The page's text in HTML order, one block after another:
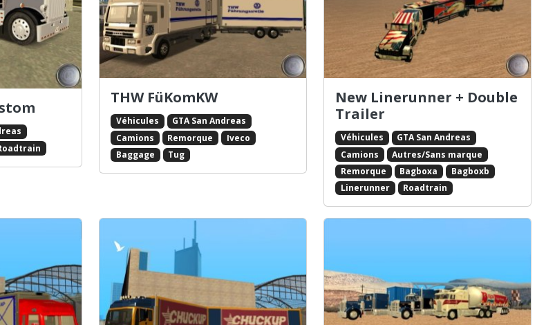
THW FüKomKW
Véhicules
GTA San Andreas
Camions
Remorque
Iveco
Baggage
Tug
New Linerunner + Double
Trailer
Véhicules
GTA San Andreas
Camions
Autres/Sans marque
Remorque
Bagboxa
Bagboxb
Linerunner
Roadtrain